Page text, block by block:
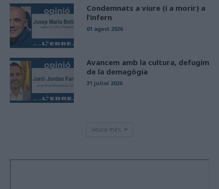
Condemnats a viure (i a morir) a
l’infern
01 agost 2026
Avancem amb la cultura, defugim
de la demagògia
31 juliol 2026
Veure més